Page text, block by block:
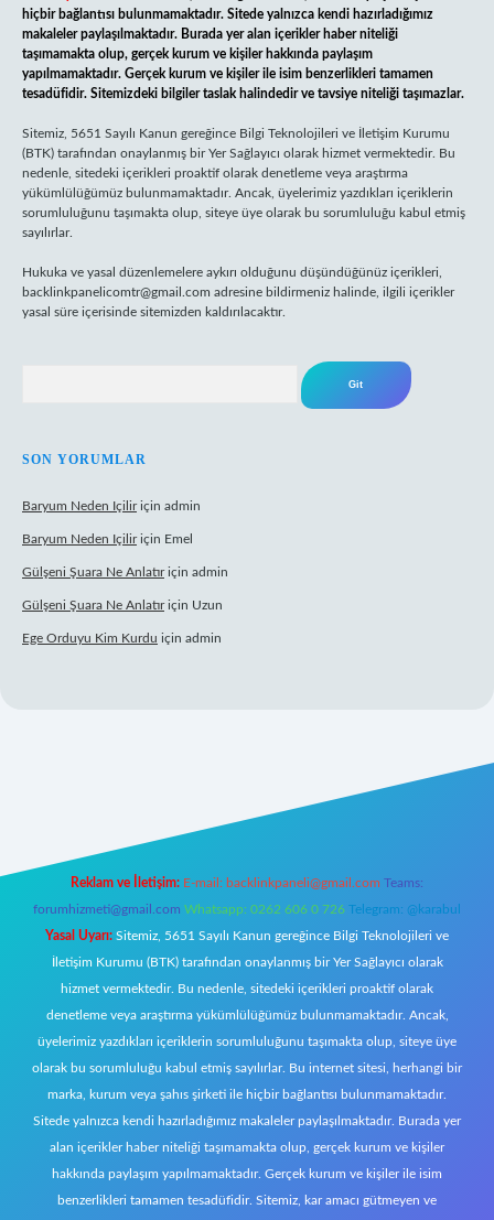
hiçbir bağlantısı bulunmamaktadır. Sitede yalnızca kendi hazırladığımız
makaleler paylaşılmaktadır. Burada yer alan içerikler haber niteliği
taşımamakta olup, gerçek kurum ve kişiler hakkında paylaşım
yapılmamaktadır. Gerçek kurum ve kişiler ile isim benzerlikleri tamamen
tesadüfidir. Sitemizdeki bilgiler taslak halindedir ve tavsiye niteliği taşımazlar.
Sitemiz, 5651 Sayılı Kanun gereğince Bilgi Teknolojileri ve İletişim Kurumu
(BTK) tarafından onaylanmış bir Yer Sağlayıcı olarak hizmet vermektedir. Bu
nedenle, sitedeki içerikleri proaktif olarak denetleme veya araştırma
yükümlülüğümüz bulunmamaktadır. Ancak, üyelerimiz yazdıkları içeriklerin
sorumluluğunu taşımakta olup, siteye üye olarak bu sorumluluğu kabul etmiş
sayılırlar.
Hukuka ve yasal düzenlemelere aykırı olduğunu düşündüğünüz içerikleri,
backlinkpanelicomtr@gmail.com adresine bildirmeniz halinde, ilgili içerikler
yasal süre içerisinde sitemizden kaldırılacaktır.
SON YORUMLAR
Baryum Neden Içiliriçin admin
Baryum Neden Içiliriçin Emel
Gülşeni Şuara Ne Anlatıriçin admin
Gülşeni Şuara Ne Anlatıriçin Uzun
Ege Orduyu Kim Kurdu için admin
Reklam ve İletişim: E-mail: backlinkpaneli@gmail.com Teams:
forumhizmeti@gmail.com Whatsapp: 0262 606 0 726 Telegram: @karabul
Yasal Uyarı: Sitemiz, 5651 Sayılı Kanun gereğince Bilgi Teknolojileri ve
İletişim Kurumu (BTK) tarafından onaylanmış bir Yer Sağlayıcı olarak
hizmet vermektedir. Bu nedenle, sitedeki içerikleri proaktif olarak
denetleme veya araştırma yükümlülüğümüz bulunmamaktadır. Ancak,
üyelerimiz yazdıkları içeriklerin sorumluluğunu taşımakta olup, siteye üye
olarak bu sorumluluğu kabul etmiş sayılırlar. Bu internet sitesi, herhangi bir
marka, kurum veya şahıs şirketi ile hiçbir bağlantısı bulunmamaktadır.
Sitede yalnızca kendi hazırladığımız makaleler paylaşılmaktadır. Burada yer
alan içerikler haber niteliği taşımamakta olup, gerçek kurum ve kişiler
hakkında paylaşım yapılmamaktadır. Gerçek kurum ve kişiler ile isim
benzerlikleri tamamen tesadüfidir. Sitemiz, kar amacı gütmeyen ve